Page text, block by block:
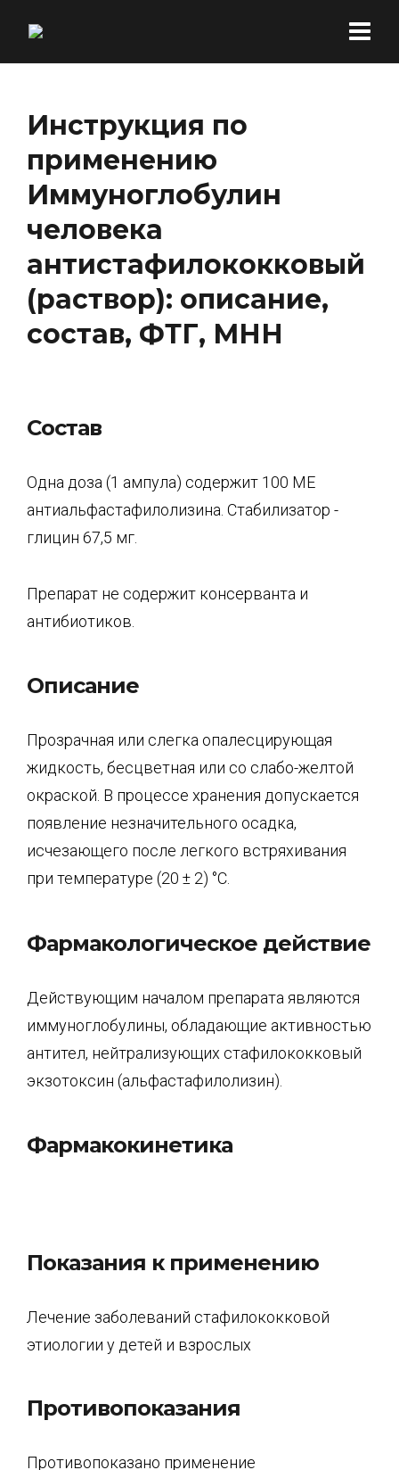
Инструкция по
применению
Иммуноглобулин
человека
антистафилококковый
(раствор): описание,
состав, ФТГ, МНН
Состав
Одна доза (1 ампула) содержит 100 ME
антиальфастафилолизина. Стабилизатор -
глицин 67,5 мг.
Препарат не содержит консерванта и
антибиотиков.
Описание
Прозрачная или слегка опалесцирующая
жидкость, бесцветная или со слабо-желтой
окраской. В процессе хранения допускается
появление незначительного осадка,
исчезающего после легкого встряхивания
при температуре (20 ± 2) °С.
Фармакологическое действие
Действующим началом препарата являются
иммуноглобулины, обладающие активностью
антител, нейтрализующих стафилококковый
экзотоксин (альфастафилолизин).
Фармакокинетика
Показания к применению
Лечение заболеваний стафилококковой
этиологии у детей и взрослых
Противопоказания
Противопоказано применение